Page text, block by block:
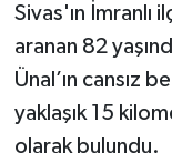
Sivas'ın İmranlı
aranan 82
Ünal’ın cansız
yaklaşık 15
olarak bulundu.